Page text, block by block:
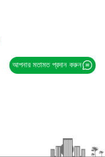
আপনার মতামত প্রদান করুন